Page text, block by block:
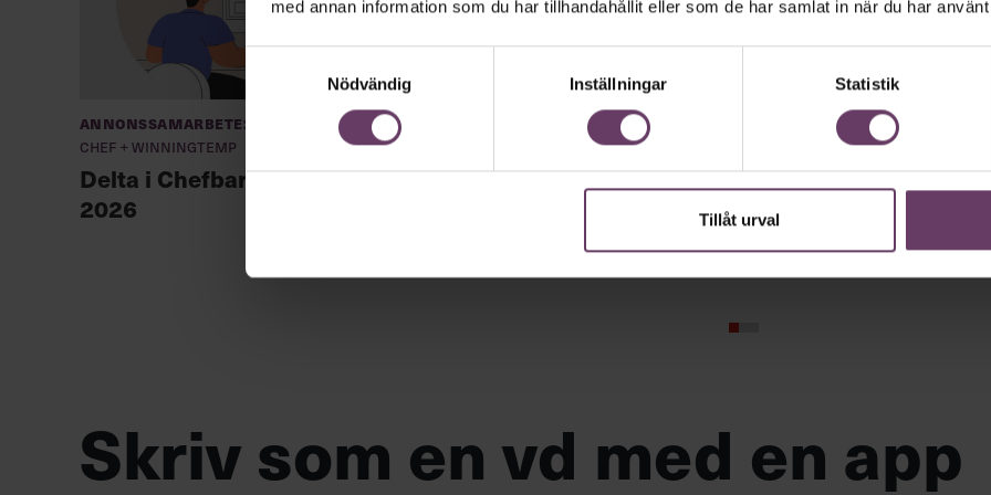
med annan information som du har tillhandahållit eller som de har samlat in när du har
Nödvändig
Inställningar Statistik
Tillåt urval
Annonssamarbete:
Chef + Winningtemp
Delta i Chefbarometern
2026
Calle Fleur: 4 tips för att
hacka systemet
UGL –UTVECKLING
AV GRUPP OCH
LEDARE
Skriv som en vd med en app